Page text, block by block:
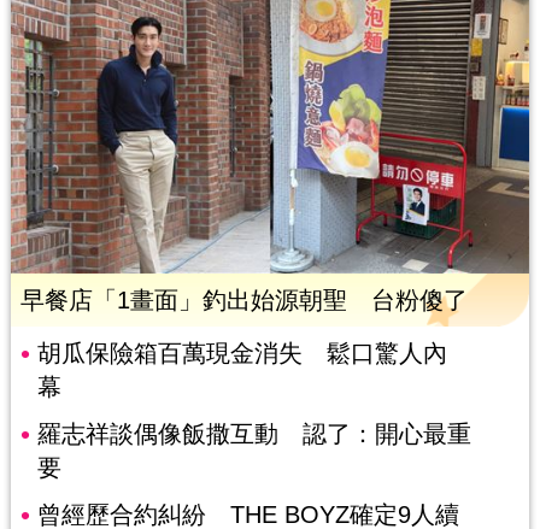
早餐店「1畫面」釣出始源朝聖 台粉傻了
胡瓜保險箱百萬現金消失 鬆口驚人內
幕
羅志祥談偶像飯撒互動 認了：開心最重
要
曾經歷合約糾紛 THE BOYZ確定9人續